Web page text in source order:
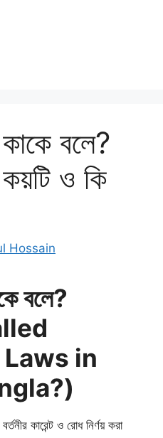
বলে?
ও কি
Hossain
বলে?
in
কারেন্ট ও রোধ নির্ণয় করা